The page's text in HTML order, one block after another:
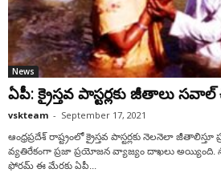
News
ఏపీ: క్రైస్తవ పాస్టర్లకు జీతాలు సవాల్
vskteam - September 17, 2021
ఆంధ్ర‌ప్ర‌దేశ్‌ రాష్ట్రంలో క్రైస్తవ పాస్టర్లకు నెలనెలా జీతాలిస్తూ
వ్యతిరేకంగా ప్రజా ప్రయోజన వ్యాజ్యం దాఖలు అయ్యింది.
ఫోరమ్ ఈ మేరకు ఏపీ...